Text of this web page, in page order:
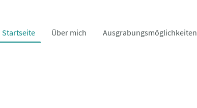
Startseite Über mich Ausgrabungsmöglichkeiten